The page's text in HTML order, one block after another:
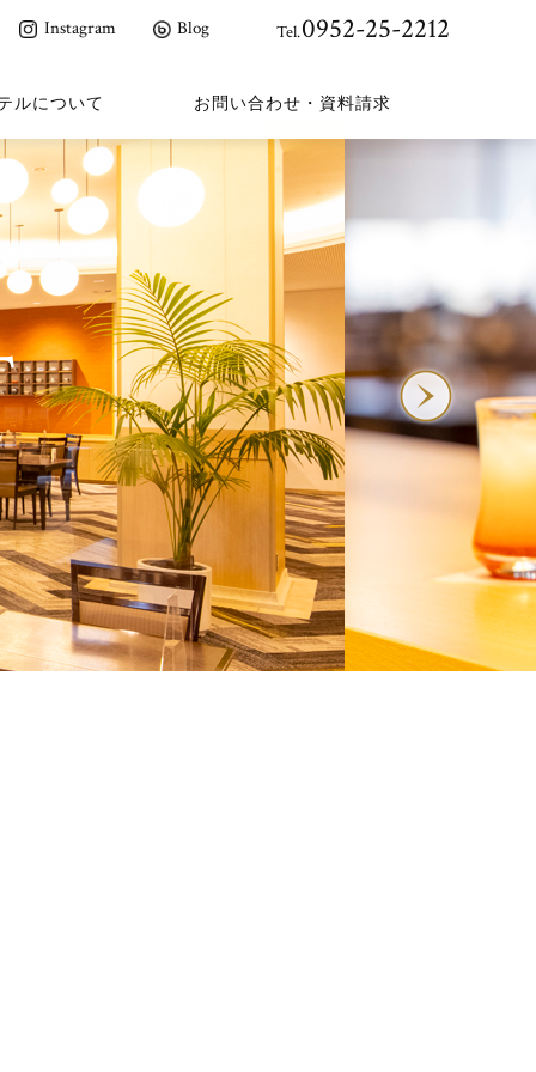
Instagram Blog Tel.0952-25-2212
ルについて お問い合わせ・資料請求